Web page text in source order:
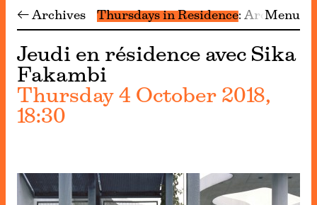
← Archives Thursdays in Residence Archive
Menu
Jeudi en résidence avec Sika
Fakambi
Thursday 4 October 2018,
18:30